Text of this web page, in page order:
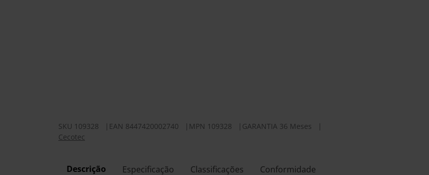
SKU 109328 EAN 8447420002740 MPN 109328 GARANTIA 36 Meses
Cecotec
Descrição Especificação Classificações Conformidade